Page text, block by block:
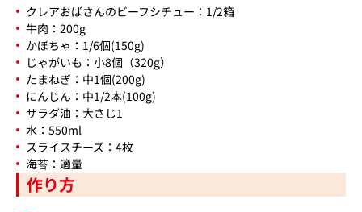
クレアおばさんのビーフシチュー：1/2箱
牛肉：200g
かぼちゃ：1/6個(150g)
じゃがいも：小8個（320g）
たまねぎ：中1個(200g)
にんじん：中1/2本(100g)
サラダ油：大さじ1
水：550ml
スライスチーズ：4枚
海苔：適量
作り方